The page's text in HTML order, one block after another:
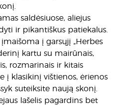
saldėsiuose, aliejus
ir pikantiškus patiekalus.
į garsųjį „Herbes
kartu su mairūnais,
rozmarinais ir kitais
į klasikinį vištienos, ėrienos
suteiksite naują skonį.
lašelis pagardins bet